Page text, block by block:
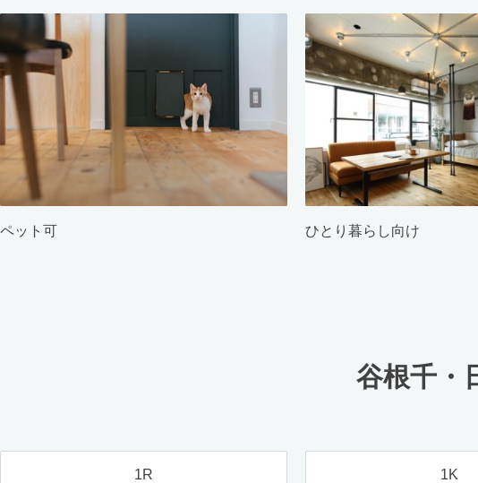
ペット可 ひとり暮らし向け
谷根千・
1R 1K